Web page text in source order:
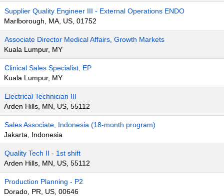
Supplier Quality Engineer III - External Operations ENDO
Marlborough, MA, US, 01752
Associate Director Medical Affairs, Growth Markets
Kuala Lumpur, MY
Clinical Sales Specialist, EP
Kuala Lumpur, MY
Electrical Technician III
Arden Hills, MN, US, 55112
Sales Associate, Indonesia (18-month program)
Jakarta, Indonesia
Quality Tech II - 1st shift
Arden Hills, MN, US, 55112
Production Planning - P2
Dorado, PR, US, 00646